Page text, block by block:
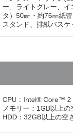
ー、ライトグレー、
タ）50㎜・約76㎜紙
スタンド、排紙バス
CPU：Intel® Core™ 2
メモリー：1GB以上
HDD：32GB以上の空